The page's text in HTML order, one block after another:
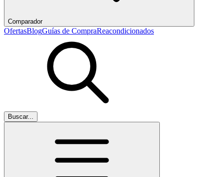
Comparador
OfertasBlogGuías de CompraReacondicionados
Buscar...